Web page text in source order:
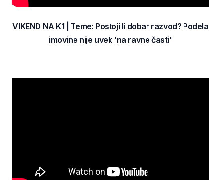
VIKEND NA K1 | Teme: Postoji li dobar razvod? Podela
imovine nije uvek 'na ravne časti'